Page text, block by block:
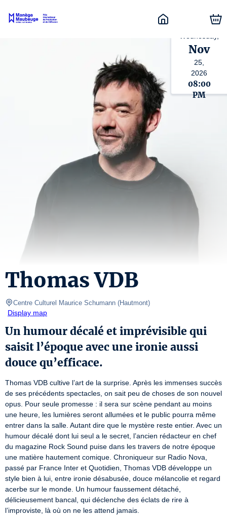
Nov
25,
2026
08:00
PM
Thomas VDB
Centre Culturel Maurice Schumann (Hautmont)
Display map
Un humour décalé et imprévisible qui
saisit l’époque avec une ironie aussi
douce qu’efficace.
Thomas VDB cultive l’art de la surprise. Après les immenses succès
de ses précédents spectacles, on sait peu de choses de son nouvel
opus. Pour seule promesse : il sera sur scène pendant au moins
une heure, les lumières seront allumées et le public pourra même
entrer dans la salle. Autant dire que le mystère reste entier. Avec un
humour décalé dont lui seul a le secret, l’ancien rédacteur en chef
du magazine Rock Sound puise dans les travers de notre époque
une matière hautement comique. Chroniqueur sur Radio Nova,
passé par France Inter et Quotidien, Thomas VDB développe un
style bien à lui, entre ironie désabusée, douce mélancolie et regard
acerbe sur le monde. Un humour faussement détaché,
délicieusement bancal, qui déclenche des éclats de rire à
l’improviste, là où on ne les attend jamais.